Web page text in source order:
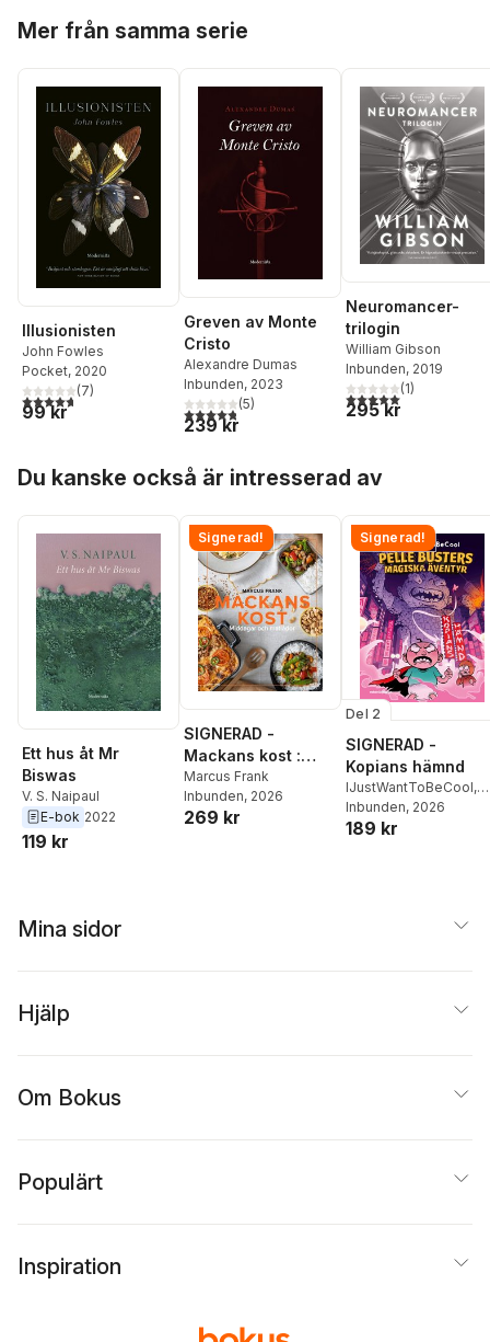
Mer från samma serie
Illusionisten
John Fowles
Pocket, 2020
4,7utav 5 stjärnor. Totalt antal röster:
(7)
99 kr
Greven av Monte
Cristo
Alexandre Dumas
Inbunden, 2023
4,8utav 5 stjärnor. Totalt antal röster:
(5)
239 kr
Neuromancer-
trilogin
William Gibson
Inbunden, 2019
5,0utav 5 stjärnor.
(1)
295 kr
Du kanske också är intresserad av
Ett hus åt Mr
Biswas
V. S. Naipaul
E-bok 2022
119 kr
Signerad!
SIGNERAD -
Mackans kost :
Middagar och
matlådor
Marcus Frank
Inbunden, 2026
269 kr
Signerad!
Del 2
SIGNERAD -
Kopians hämnd
IJustWantToBeCool,
Joel Adolphson
Ejdemo Beer
Inbunden, 2026
189 kr
Mina sidor
Hjälp
Om Bokus
Populärt
Inspiration